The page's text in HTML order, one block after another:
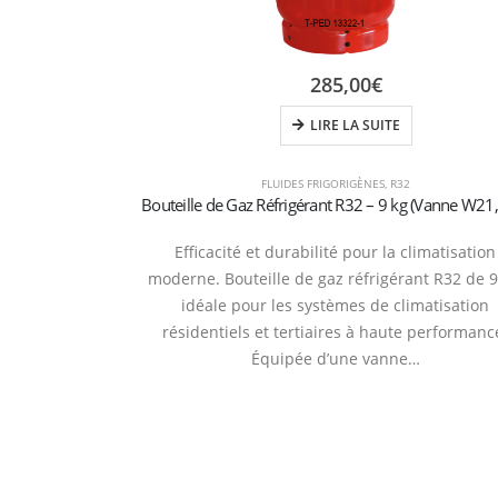
FLUIDES FRIGORIGÈNES, R32
Efficacité et durabilité pour la climatisation
moderne. Bouteille de gaz réfrigérant R32 de
idéale pour les systèmes de climatisation
résidentiels et tertiaires à haute
Équipée d’une vanne…
285,00€
LIRE LA SUITE